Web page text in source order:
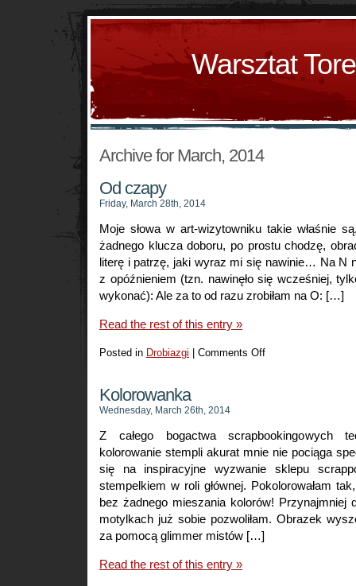
Warsztat
Archive for March, 2014
Od czapy
Friday, March 28th, 2014
Moje słowa w art-wizytowniku takie właśnie
żadnego klucza doboru, po prostu chodzę,
literę i patrzę, jaki wyraz mi się nawinie… Na N
z opóźnieniem (tzn. nawinęło się wcześniej,
wykonać): Ale za to od razu zrobiłam na O: […]
Read the rest of this entry »
Posted in Drobiazgi Comments Offon
Kolorowanka
Wednesday, March 26th, 2014
Z całego bogactwa scrapbookingowych
kolorowanie stempli akurat mnie nie pociąga
się na inspiracyjne wyzwanie sklepu
stempelkiem w roli głównej. Pokolorowałam
bez żadnego mieszania kolorów! Przynajmniej
motylkach już sobie pozwoliłam. Obrazek
za pomocą glimmer mistów […]
Read the rest of this entry »